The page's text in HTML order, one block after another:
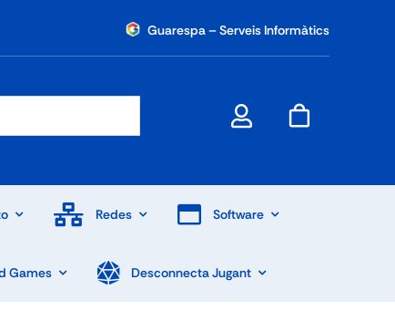
Guarespa – Serveis Informàtics
Redes Software
Games Desconnecta Jugant